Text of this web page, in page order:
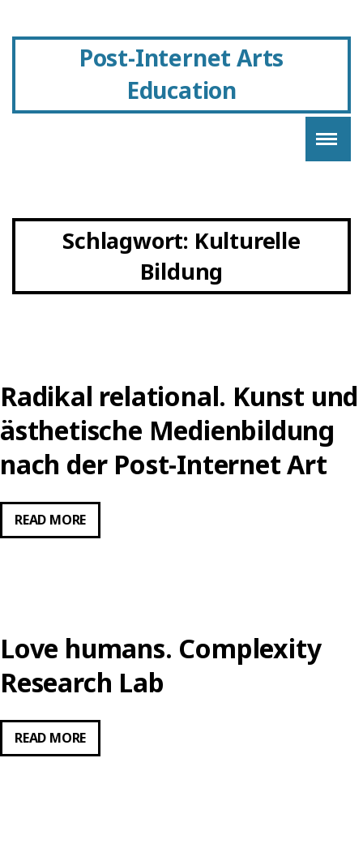
Post-Internet Arts
Education
Schlagwort: Kulturelle
Bildung
Radikal relational. Kunst und
ästhetische Medienbildung
nach der Post-Internet Art
READ MORERADIKAL
RELATIONAL.
NACH
DER
POST-
INTERNET
ART
Love humans. Complexity
Research Lab
READ MORELOVE
HUMANS.